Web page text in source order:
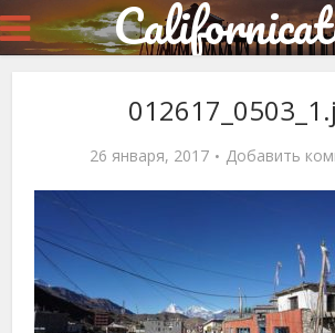
26 января, 2017 Добавить